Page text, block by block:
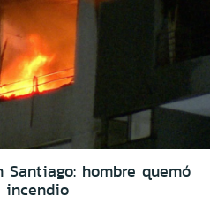
hombre quemó
incendio